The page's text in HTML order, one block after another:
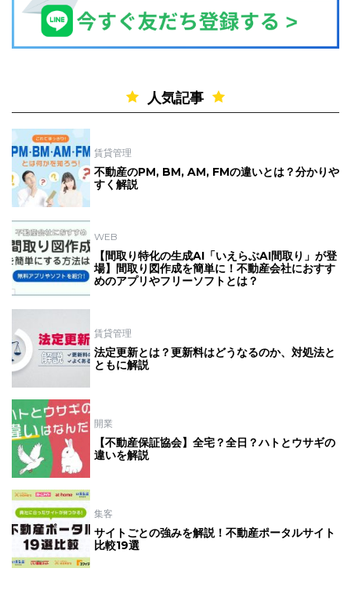
人気記事
賃貸管理
不動産のPM, BM, AM, FMの違いとは？分かりや
すく解説
WEB
【間取り特化の生成AI「いえらぶAI間取り」が登
場】間取り図作成を簡単に！不動産会社におすす
めのアプリやフリーソフトとは？
賃貸管理
法定更新とは？更新料はどうなるのか、対処法と
ともに解説
開業
【不動産保証協会】全宅？全日？ハトとウサギの
違いを解説
集客
サイトごとの強みを解説！不動産ポータルサイト
比較19選